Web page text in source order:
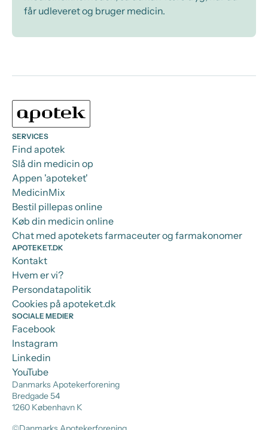
får udleveret og bruger medicin.
Danmarks Apotekerforening
Bredgade 54
1260 København K
SERVICES
Find apotek
Slå din medicin op
Appen 'apoteket'
MedicinMix
Bestil pillepas online
Køb din medicin online
Chat med apotekets farmaceuter og farmakonomer
APOTEKET.DK
Kontakt
Hvem er vi?
Persondatapolitik
Cookies på apoteket.dk
SOCIALE MEDIER
Facebook
Instagram
Linkedin
YouTube